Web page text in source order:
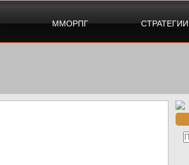
ММОРПГ СТРАТЕГИИ